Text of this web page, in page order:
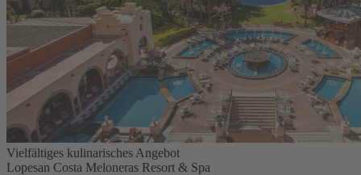
Vielfältiges kulinarisches Angebot
Lopesan Costa Meloneras Resort & Spa